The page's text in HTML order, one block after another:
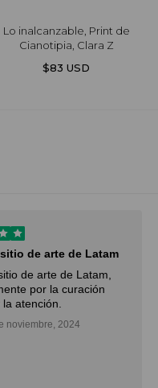
Lo inalcanzable, Print de
Cianotipia, Clara Z
$83 USD
de arte de Latam
de arte de Latam,
por la curación
atención.
noviembre, 2024